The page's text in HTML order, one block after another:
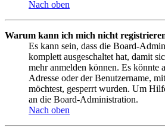
Nach oben
Warum kann ich mich nicht
Es kann sein, dass die Board-
komplett ausgeschaltet hat, damit
mehr anmelden können. Es könnte
Adresse oder der Benutzername,
möchtest, gesperrt wurden. Um
an die Board-Administration.
Nach oben